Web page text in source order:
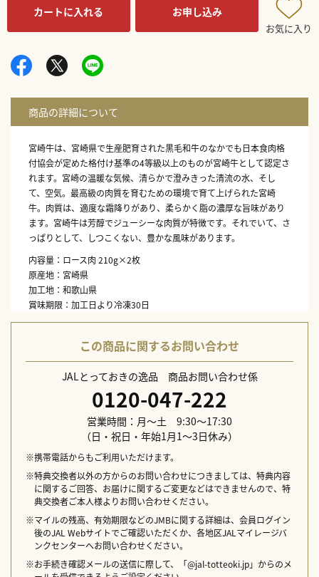
カートに入れる お申し込み
お気に入り
宮崎牛は、宮崎県で生産肥育された黒毛和牛のなかでも日本食肉格
付協会が定めた格付け基準の4等級以上のものが宮崎牛として認定さ
れます。宮崎の温暖な気候、清らかで澄みきった清流の水、そし
て、空気。最高級の肉質を育むための環境で育て上げられた宮崎
牛。肉質は、適度な霜降りがあり、柔らかく脂の濃厚な旨味があり
ます。宮崎牛は芳醇でジューシーな肉質が特徴です。それでいて、さ
っぱりとして、しつこくない、豊かな風味があります。
内容量：ロース肉 210g×2枚
原産地：宮崎県
加工地：和歌山県
賞味期限：加工日より冷凍30日
保存方法：冷凍保存
この商品に関するお問い合わせ
JALとっておきの逸品 商品お問い合わせ係
0120-047-222
営業時間：月～土 9:30～17:30
（日・祝日・年始1月1～3日休み）
※携帯電話からもご利用いただけます。
※特典交換者以外の方からのお問い合わせにつきましては、特典内容
に関するご回答、お届けに関するご変更などはできませんので、特
典交換者ご本人様よりお問い合わせください。
※マイルの残高、有効期限などのJMBに関する詳細は、会員ログイン
後のJAL Webサイトでご確認いただくか、各地区JALマイレージバ
ンクセンターへお問い合わせください。
※お手続き確認メールの送信に際して、「@jal-totteoki.jp」からのメ